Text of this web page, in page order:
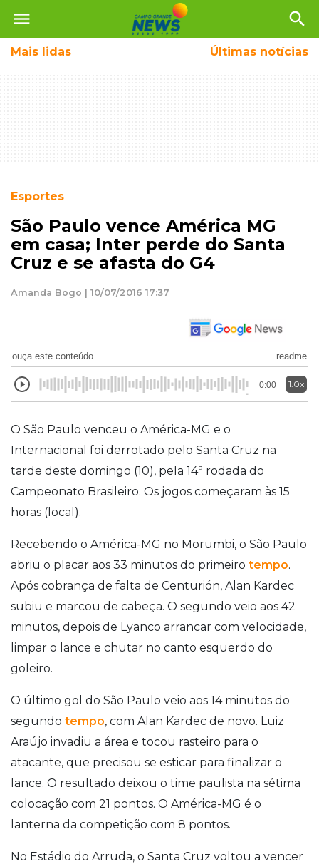
menu search
Mais lidas Últimas notícias
Esportes
São Paulo vence América MG
em casa; Inter perde do Santa
Cruz e se afasta do G4
Amanda Bogo | 10/07/2016 17:37
ouça este conteúdo readme
0:00 1.0x
O São Paulo venceu o América-MG e o
Internacional foi derrotado pelo Santa Cruz na
tarde deste domingo (10), pela 14ª rodada do
Campeonato Brasileiro. Os jogos começaram às 15
horas (local).
Recebendo o América-MG no Morumbi, o São Paulo
abriu o placar aos 33 minutos do primeiro tempo.
Após cobrança de falta de Centurión, Alan Kardec
subiu e marcou de cabeça. O segundo veio aos 42
minutos, depois de Lyanco arrancar com velocidade,
limpar o lance e chutar no canto esquerdo do
goleiro.
O último gol do São Paulo veio aos 14 minutos do
segundo tempo, com Alan Kardec de novo. Luiz
Araújo invadiu a área e tocou rasteiro para o
atacante, que precisou se esticar para finalizar o
lance. O resultado deixou o time paulista na sétima
colocação com 21 pontos. O América-MG é o
lanterna da competição com 8 pontos.
No Estádio do Arruda, o Santa Cruz voltou a vencer